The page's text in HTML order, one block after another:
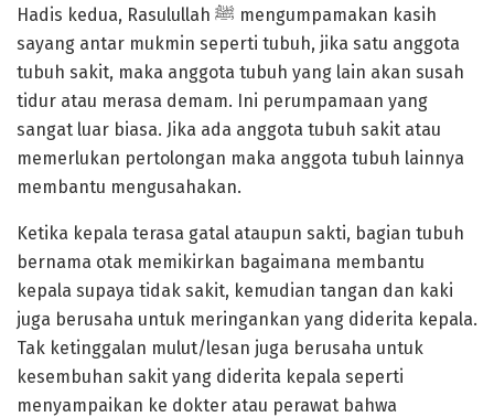
Hadis kedua, Rasulullah ﷺ mengumpamakan kasih
sayang antar mukmin seperti tubuh, jika satu anggota
tubuh sakit, maka anggota tubuh yang lain akan susah
tidur atau merasa demam. Ini perumpamaan yang
sangat luar biasa. Jika ada anggota tubuh sakit atau
memerlukan pertolongan maka anggota tubuh lainnya
membantu mengusahakan.
Ketika kepala terasa gatal ataupun sakti, bagian tubuh
bernama otak memikirkan bagaimana membantu
kepala supaya tidak sakit, kemudian tangan dan kaki
juga berusaha untuk meringankan yang diderita kepala.
Tak ketinggalan mulut/lesan juga berusaha untuk
kesembuhan sakit yang diderita kepala seperti
menyampaikan ke dokter atau perawat bahwa